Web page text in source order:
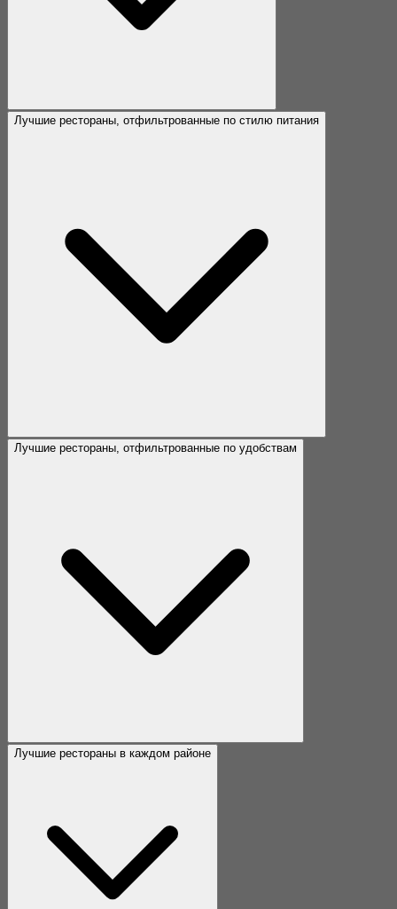
Лучшие рестораны, отфильтрованные по стилю питания
Лучшие рестораны, отфильтрованные по удобствам
Лучшие рестораны в каждом районе